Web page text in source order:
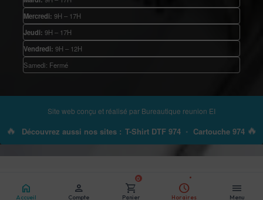
Mercredi: 9H – 17H
Jeudi: 9H – 17H
Vendredi: 9H – 12H
Samedi: Fermé
Site web conçu et réalisé par Bureautique reunion EI
🔥 Découvrez aussi nos sites : T-Shirt DTF 974 • Cartouche 974 🔥
home
Accueil
person
Compte
shopping_cart
0
Panier
schedule
Horaires
menu
Menu